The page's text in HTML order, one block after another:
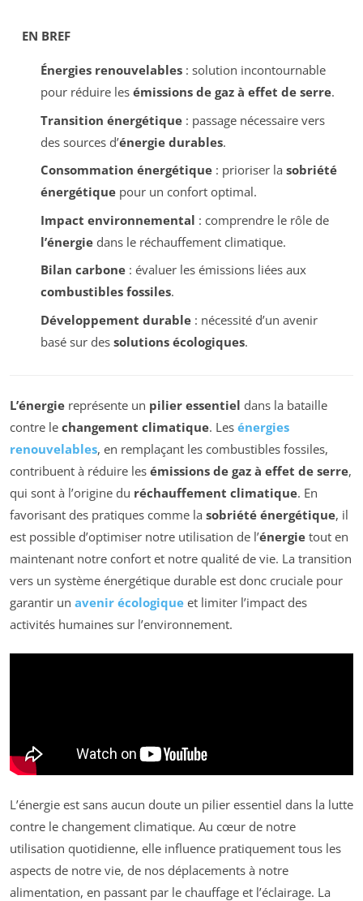
EN BREF
Énergies renouvelables: solution incontournable
pour réduire les émissions de gaz à effet de serre.
Transition énergétique: passage nécessaire vers
des sources d’énergie durables.
Consommation énergétique: prioriser la sobriété
énergétiquepour un confort optimal.
Impact environnemental : comprendre le rôle de
l’énergiedans le réchauffement climatique.
Bilan carbone: évaluer les émissions liées aux
combustibles fossiles.
Développement durable: nécessité d’un avenir
basé sur des solutions écologiques.
L’énergie représente un pilier essentiel dans la bataille
contre le changement climatique. Les énergies
renouvelables, en remplaçant les combustibles fossiles,
contribuent à réduire les émissions de gaz à effet de serre,
qui sont à l’origine du réchauffement climatique. En
favorisant des pratiques comme la sobriété énergétique, il
est possible d’optimiser notre utilisation de l’énergie tout en
maintenant notre confort et notre qualité de vie. La transition
vers un système énergétique durable est donc cruciale pour
garantir un avenir écologique et limiter l’impact des
activités humaines sur l’environnement.
L’énergie est sans aucun doute un pilier essentiel dans la lutte
contre le changement climatique. Au cœur de notre
utilisation quotidienne, elle influence pratiquement tous les
aspects de notre vie, de nos déplacements à notre
alimentation, en passant par le chauffage et l’éclairage. La